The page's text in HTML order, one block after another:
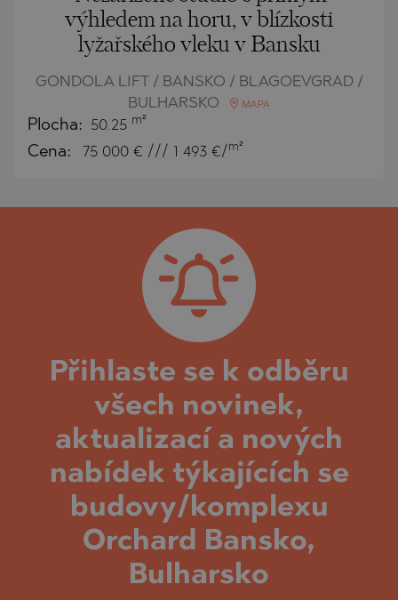
výhledem na horu, v blízkosti
lyžařského vleku v Bansku
GONDOLA LIFT / BANSKO / BLAGOEVGRAD /
BULHARSKO
MAPA
Plocha: 50.25 m²
Cena: 75 000 € /// 1 493 €/ m²
Přihlaste se k odběru
všech novinek,
aktualizací a nových
nabídek týkajících se
budovy/komplexu
Orchard Bansko,
Bulharsko